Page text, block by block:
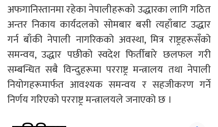
अफगानिस्तानमा रहेका नेपालीहरूको उद्धारका लागि गठित
अन्तर निकाय कार्यदलको सोमबार बसी त्यहाँबाट उद्धार
गर्न बाँकी नेपाली नागरिकको अवस्था, मित्र राष्ट्रहरूसँको
समन्वय, उद्धार पछीको स्वदेश फिर्तीबारे छलफल गरी
सम्बन्धित सबै विन्दुहरूमा परराष्ट्र मन्त्रालय तथा नेपाली
नियोगहरूमार्फत आवश्यक समन्वय र सहजीकरण गर्ने
निर्णय गरिएको परराष्ट्र मन्त्रालयले जनाएको छ ।